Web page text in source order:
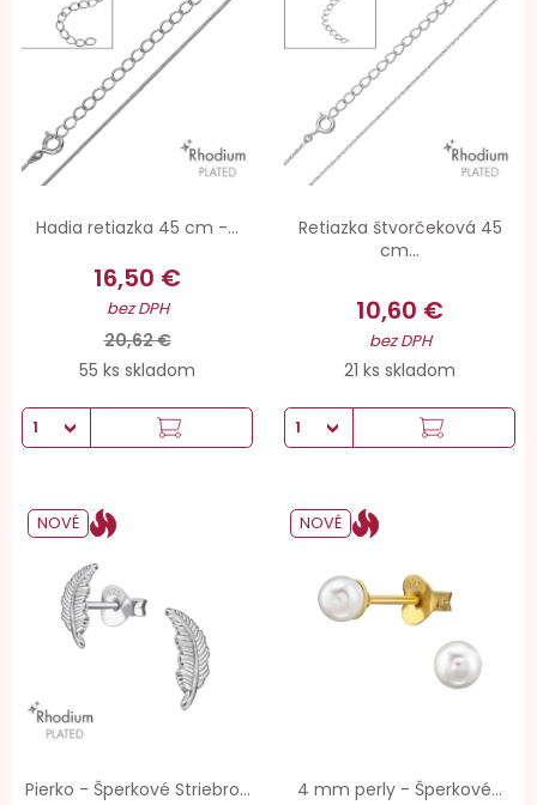
Hadia retiazka 45 cm -...
16,50 €
bez DPH
20,62 €
55 ks skladom
Retiazka štvorčeková 45
cm...
10,60 €
bez DPH
21 ks skladom
Pierko - Šperkové Striebro...
NOVÉ
4 mm perly - Šperkové...
NOVÉ